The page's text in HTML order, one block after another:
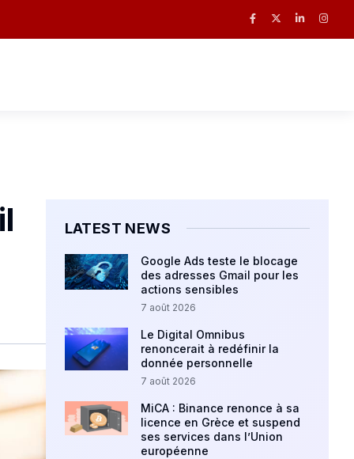
LATEST NEWS
Google Ads teste le blocage
des adresses Gmail pour les
actions sensibles
7 août 2026
Le Digital Omnibus
renoncerait à redéfinir la
donnée personnelle
7 août 2026
MiCA : Binance renonce à sa
licence en Grèce et suspend
ses services dans l’Union
européenne